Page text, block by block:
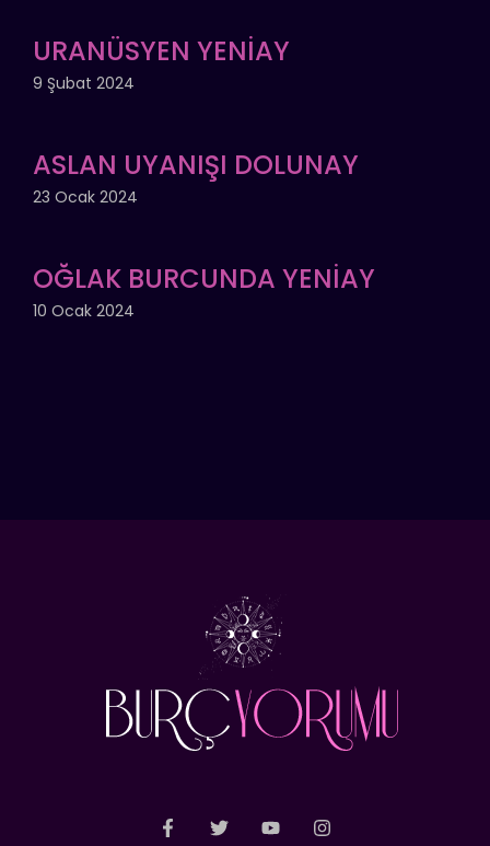
URANÜSYEN YENİAY
9 Şubat 2024
ASLAN UYANIŞI DOLUNAY
23 Ocak 2024
OĞLAK BURCUNDA YENİAY
10 Ocak 2024